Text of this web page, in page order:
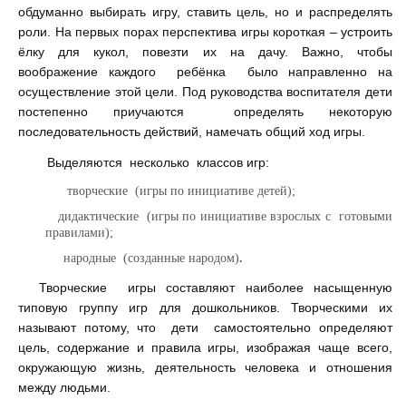
обдуманно выбирать игру, ставить цель, но и распределять
роли. На первых порах перспектива игры короткая – устроить
ёлку для кукол, повезти их на дачу. Важно, чтобы
воображение каждого ребёнка было направленно на
осуществление этой цели. Под руководства воспитателя дети
постепенно приучаются определять некоторую
последовательность действий, намечать общий ход игры.
Выделяются несколько классов игр:
творческие (игры по инициативе детей);
дидактические
(игры по инициативе взрослых с
готовыми
правилами);
народные (созданные народом).
Творческие игры составляют наиболее насыщенную
типовую группу игр для дошкольников. Творческими их
называют потому, что дети самостоятельно определяют
цель, содержание и правила игры, изображая чаще всего,
окружающую жизнь, деятельность человека и отношения
между людьми.